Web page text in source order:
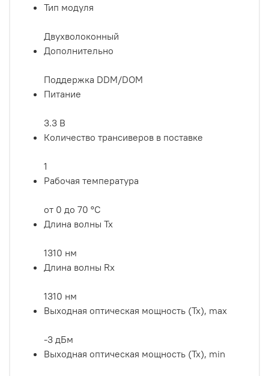
Тип модуля
Двухволоконный
Дополнительно
Поддержка DDM/DOM
Питание
3.3 В
Количество трансиверов в поставке
1
Рабочая температура
от 0 до 70 ºС
Длина волны Tx
1310 нм
Длина волны Rx
1310 нм
Выходная оптическая мощность (Tx), max
-3 дБм
Выходная оптическая мощность (Tx), min